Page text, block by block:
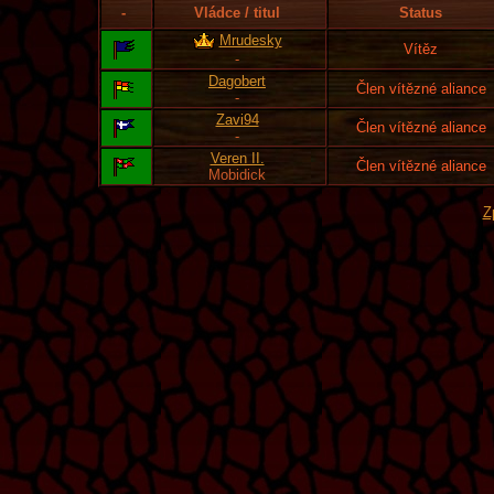
- Vládce / titul
Status
Mrudesky
-
Vítěz
Dagobert
-
Člen vítězné aliance
Zavi94
-
Člen vítězné aliance
Veren II.
Mobidick
Člen vítězné aliance